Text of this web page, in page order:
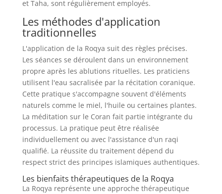
et Taha, sont régulièrement employés.
Les méthodes d'application
traditionnelles
L'application de la Roqya suit des règles précises.
Les séances se déroulent dans un environnement
propre après les ablutions rituelles. Les praticiens
utilisent l'eau sacralisée par la récitation coranique.
Cette pratique s'accompagne souvent d'éléments
naturels comme le miel, l'huile ou certaines plantes.
La méditation sur le Coran fait partie intégrante du
processus. La pratique peut être réalisée
individuellement ou avec l'assistance d'un raqi
qualifié. La réussite du traitement dépend du
respect strict des principes islamiques authentiques.
Les bienfaits thérapeutiques de la Roqya
La Roqya représente une approche thérapeutique